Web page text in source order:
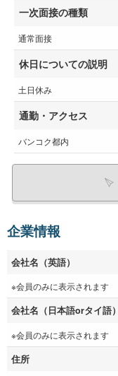
一次面接の種類
通常面接
休日についての説明
土日休み
通勤・アクセス
バンコク都内
企業情報
会社名（英語）
※会員のみに表示されます
会社名（日本語orタイ語）
※会員のみに表示されます
住所